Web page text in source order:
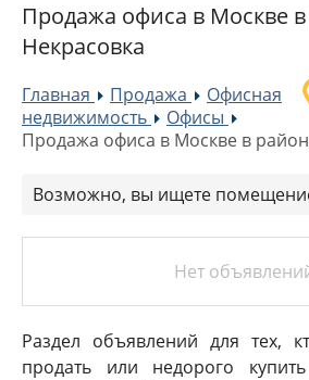
Продажа офиса в Москве
Некрасовка
Главная »Продажа »Офисная
недвижимость
»Офисы
Продажа офиса в Москве в
Возможно, вы ищете
Нет
Раздел объявлений для тех,
продать или недорого